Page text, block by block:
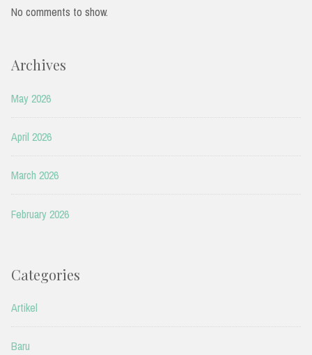
No comments to show.
Archives
May 2026
April 2026
March 2026
February 2026
Categories
Artikel
Baru